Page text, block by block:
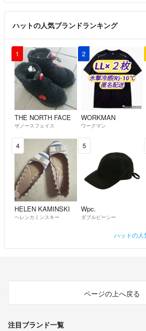
ハットの人気ブランドランキング
1
THE NORTH FACE
ザノースフェイス
2
WORKMAN
ワークマン
4
HELEN KAMINSKI
ヘレンカミンスキー
5
Wpc.
ダブルピーシー
ハットの人
ページの上へ戻る
注目ブランド一覧